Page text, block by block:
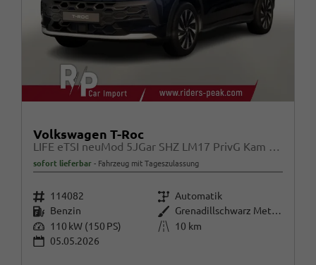
Volkswagen T-Roc
LIFE eTSI neuMod 5JGar SHZ LM17 PrivG Kam Alarm
sofort lieferbar Fahrzeug mit Tageszulassung
Fahrzeugnr. 114082 Getriebe Automatik
Kraftstoff Benzin Außenfarbe
Grenadillschwarz Metallic
Leistung 110 kW (150 PS) Kilometerstand
10 km
05.05.2026